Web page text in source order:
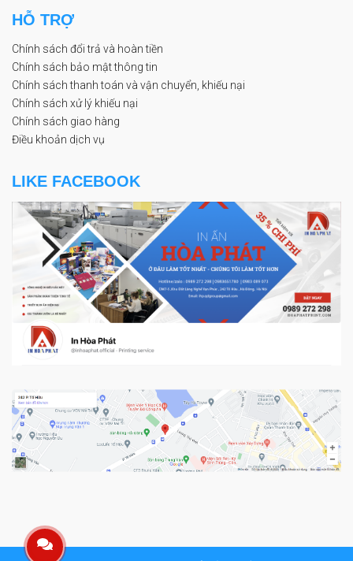
HỖ TRỢ
Chính sách đổi trả và hoàn tiền
Chính sách bảo mật thông tin
Chính sách thanh toán và vận chuyển, khiếu nại
Chính sách xử lý khiếu nại
Chính sách giao hàng
Điều khoản dịch vụ
LIKE FACEBOOK